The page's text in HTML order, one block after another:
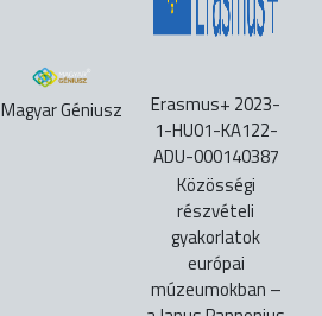
Magyar Géniusz
Erasmus+ 2023-
1-HU01-KA122-
ADU-000140387
Közösségi
részvételi
gyakorlatok
európai
múzeumokban –